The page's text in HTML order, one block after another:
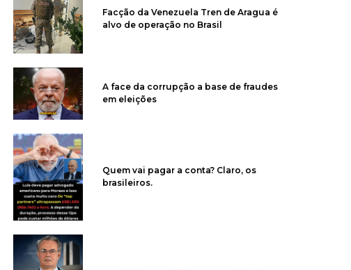
Facção da Venezuela Tren de Aragua é
alvo de operação no Brasil
A face da corrupção a base de fraudes
em eleições
Quem vai pagar a conta? Claro, os
brasileiros.